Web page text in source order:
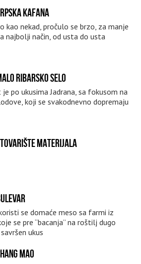
KAFANA
kao nekad, pročulo se brzo, za manje
najbolji način, od usta do usta
RIBARSKO SELO
po ukusima Jadrana, sa fokusom na
koji se svakodnevno dopremaju
MATERIJALA
se domaće meso sa farmi iz
se pre “bacanja” na roštilj dugo
ukus
MAO